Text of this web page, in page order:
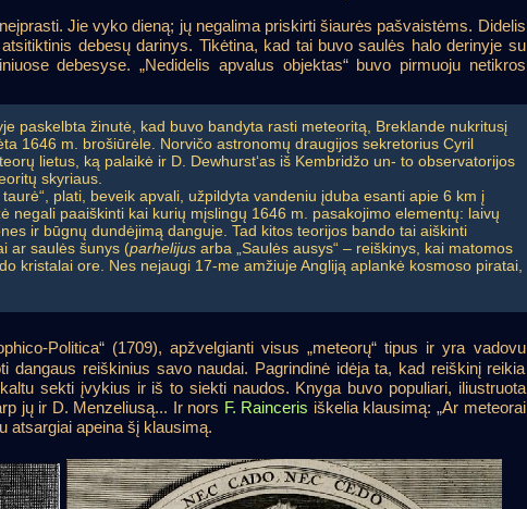
Jie vyko dieną; jų negalima priskirti šiaurės pašvaistėms. Didelis
debesų darinys. Tikėtina, kad tai buvo saulės halo derinyje su
debesyse. „Nedidelis apvalus objektas“ buvo pirmuoju netikros
paskelbta žinutė, kad buvo bandyta rasti meteoritą, Breklande nukritusį
1646 m. brošiūrėle. Norvičo astronomų draugijos sekretorius Cyril
lietus, ką palaikė ir D. Dewhurst‘as iš Kembridžo un- to observatorijos
skyriaus.
plati, beveik apvali, užpildyta vandeniu įduba esanti apie 6 km į
negali paaiškinti kai kurių mįslingų 1646 m. pasakojimo elementų: laivų
ir būgnų dundėjimą danguje. Tad kitos teorijos bando tai aiškinti
ar saulės šunys (parhelijusarba „Saulės ausys“ – reiškinys, kai matomos
kristalai ore. Nes nejaugi 17-me amžiuje Angliją aplankė kosmoso piratai,
Politica“ (1709), apžvelgianti visus „meteorų“ tipus ir yra vadovu
dangaus reiškinius savo naudai. Pagrindinė idėja ta, kad reiškinį reikia
sekti įvykius ir iš to siekti naudos. Knyga buvo populiari, iliustruota
jų ir D. Menzeliusą... Ir nors F. Rainceris iškelia klausimą: „Ar meteorai
atsargiai apeina šį klausimą.